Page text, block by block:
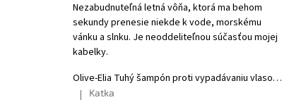
Nezabudnuteľná letná vôňa, ktorá ma behom
sekundy prenesie niekde k vode, morskému
vánku a slnku. Je neoddeliteľnou súčasťou mojej
kabelky.
Olive-Elia Tuhý šampón proti vypadávaniu vlasov s bielym čajom
Hodnotenie produktu je 5 z 5 hviezdičiek.
| Katka